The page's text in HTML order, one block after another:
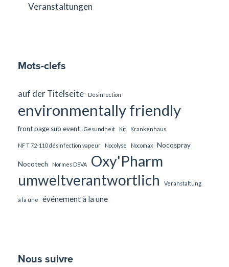
Veranstaltungen
Mots-clefs
auf der Titelseite Désinfection
environmentally friendly
front page sub event Gesundheit Kit Krankenhaus
NF T 72-110 désinfection vapeur Nocolyse Nocomax Nocospray
Nocotech Normes DSVA
Oxy'Pharm
umweltverantwortlich
Veranstaltung
à la une événement à la une
Nous suivre